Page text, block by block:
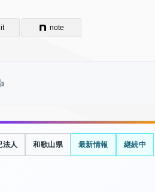
note
法人 和歌山県 最新情報 継続中